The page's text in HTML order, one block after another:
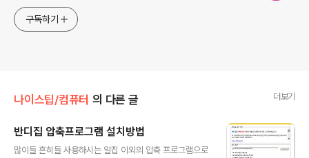
구독하기
나이스팁/컴퓨터 의 다른 글 더보기
반디집 압축프로그램 설치방법
많이들 흔히들 사용하시는 알집 이외의 압축 프로그램으로